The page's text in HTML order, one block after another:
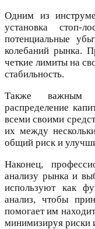
Одним из
установка стоп-
потенциальные
колебаний рынка.
четкие лимиты на
стабильность.
Также важным
распределение
всеми своими
их между
общий риск и
Наконец,
анализу рынка и
используют как
анализ, чтобы
помогает им
минимизируя риски